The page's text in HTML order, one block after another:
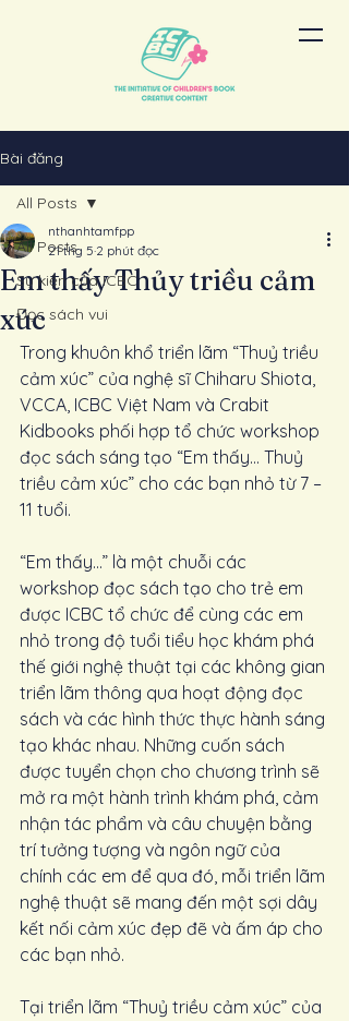
Bài đăng
All Posts
Sự kiện của ICBC
Đọc sách vui
All Posts
Em thấy Thủy triều cảm
xúc
nthanhtamfpp
21 thg 5 2 phút đọc
Trong khuôn khổ triển lãm “Thuỷ triều
cảm xúc” của nghệ sĩ Chiharu Shiota,
VCCA, ICBC Việt Nam và Crabit
Kidbooks phối hợp tổ chức workshop
đọc sách sáng tạo “Em thấy… Thuỷ
triều cảm xúc” cho các bạn nhỏ từ 7 –
11 tuổi.
“Em thấy…” là một chuỗi các
workshop đọc sách tạo cho trẻ em
được ICBC tổ chức để cùng các em
nhỏ trong độ tuổi tiểu học khám phá
thế giới nghệ thuật tại các không gian
triển lãm thông qua hoạt động đọc
sách và các hình thức thực hành sáng
tạo khác nhau. Những cuốn sách
được tuyển chọn cho chương trình sẽ
mở ra một hành trình khám phá, cảm
nhận tác phẩm và câu chuyện bằng
trí tưởng tượng và ngôn ngữ của
chính các em để qua đó, mỗi triển lãm
nghệ thuật sẽ mang đến một sợi dây
kết nối cảm xúc đẹp đẽ và ấm áp cho
các bạn nhỏ.
Tại triển lãm “Thuỷ triều cảm xúc” của